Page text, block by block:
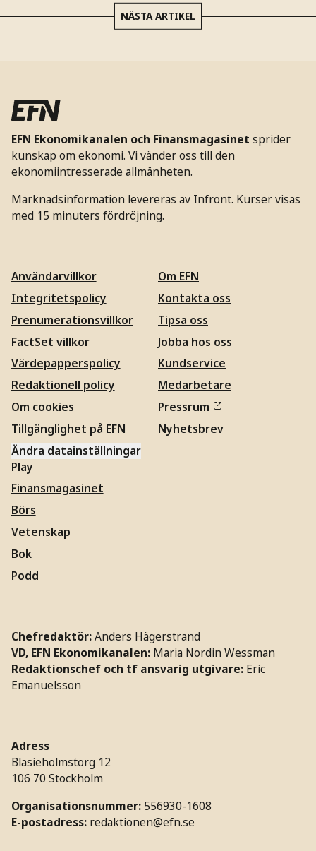
NÄSTA ARTIKEL
EFN Ekonomikanalen och Finansmagasinet sprider
kunskap om ekonomi. Vi vänder oss till den
ekonomiintresserade allmänheten.
Marknadsinformation levereras av Infront. Kurser visas
med 15 minuters fördröjning.
Användarvillkor
Integritetspolicy
Prenumerationsvillkor
FactSet villkor
Värdepapperspolicy
Redaktionell policy
Om cookies
Tillgänglighet på EFN
Ändra datainställningar
Om EFN
Kontakta oss
Tipsa oss
Jobba hos oss
Kundservice
Medarbetare
Pressrum
Nyhetsbrev
Play
Finansmagasinet
Börs
Vetenskap
Bok
Podd
Chefredaktör:Anders Hägerstrand
VD, EFN Ekonomikanalen: Maria Nordin Wessman
Redaktionschef och tf ansvarig utgivare: Eric
Emanuelsson
Adress
Blasieholmstorg 12
106 70 Stockholm
Organisationsnummer: 556930-1608
E-postadress: redaktionen@efn.se